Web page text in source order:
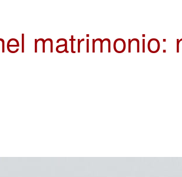
matrimonio: